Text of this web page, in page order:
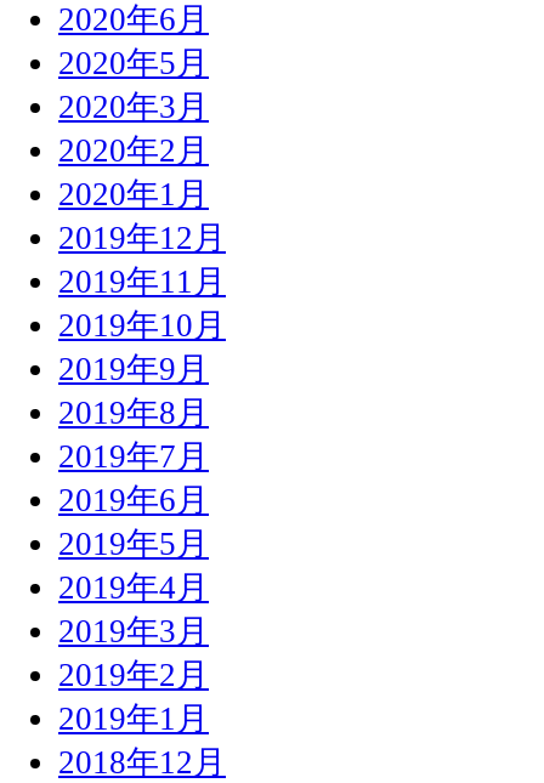
2020年6月
2020年5月
2020年3月
2020年2月
2020年1月
2019年12月
2019年11月
2019年10月
2019年9月
2019年8月
2019年7月
2019年6月
2019年5月
2019年4月
2019年3月
2019年2月
2019年1月
2018年12月